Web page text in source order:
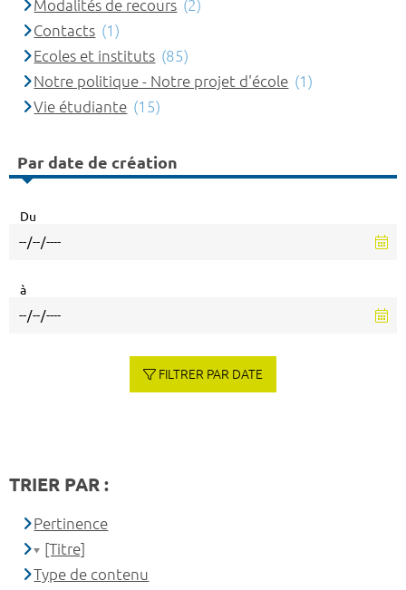
Modalités de recours (2)
Contacts (1)
Ecoles et instituts (85)
Notre politique - Notre projet d'école (1)
Vie étudiante (15)
Par date de création
Du
à
FILTRER PAR DATE
TRIER PAR :
Pertinence
[Titre]
Type de contenu